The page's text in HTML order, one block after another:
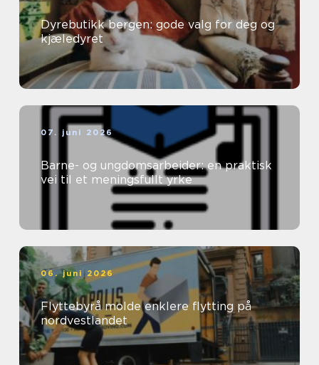
Dyrebutikk bergen: gode valg for deg og
kjæledyret
07. juni 2026
Barne- og ungdomsarbeider: en praktisk
vei til et meningsfullt yrke
06. juni 2026
Flyttebyrå molde enklere flytting på
nordvestlandet